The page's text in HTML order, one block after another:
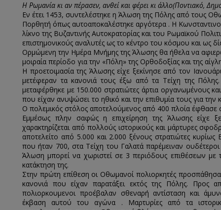
Η Ρωμανία κι αν πέρασεν, ανθεί και φέρει κι άλλο(Ποντιακό,
Εν έτει 1453, συντελέστηκε η Άλωση της Πόλης από τους
Πορθητή όπως αυτοαποκαλέστηκε αργότερα . Η
λίκνο της Βυζαντινής Αυτοκρατορίας και του Ρωμαϊκού
επιστημονικούς αναλυτές ως το κέντρο του κόσμου και ως
Ορμώμενη την Ημέρα Μνήμης της Άλωσης θα ήθελα να
μοιραία περίοδο για την «Πόλη» της Ορθοδοξίας και της
Η προετοιμασία της Άλωσης είχε ξεκίνησε από τον
μετέφεραν τα κανονιά τους έξω από τα Τείχη της
μεταφέρθηκε με 150.000 στρατιώτες άρτια οργανωμένους
που είχαν ανυψώσει το ηθικό και την επιθυμία τους για την
Ο πολεμικός στόλος αποτελούμενος από 400 πλοία έφθασε
Εμμέσως πλην σαφώς η επιχείρηση της Άλωσης είχε
χαρακτηρίζεται από πολλούς ιστορικούς και μάρτυρες
αποτελείτο από 5.000 και 2.000 ξένους στρατιώτες
που ήταν 700, στα Τείχη του Γαλατά παρέμειναν
Άλωση μπορεί να χωριστεί σε 3 περιόδους επιθέσεων με
κατάκτηση της.
Στην πρώτη επίθεση οι Οθωμανοί πολιορκητές
κανονιά που είχαν παρατάξει εκτός της Πόλης. Προς
πολιορκουμενοι προέβαλαν σθεναρή αντίσταση και
έκβαση αυτού του αγώνα . Μαρτυρίες από τα ιστορικά